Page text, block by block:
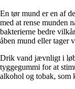
En tør mund er en af
med at rense munden
bakterierne bedre
åben mund eller tager
Drik vand jævnligt i
tyggegummi for at
alkohol og tobak, som